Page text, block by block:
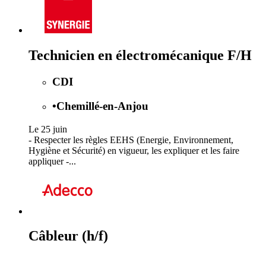
Technicien en électromécanique F/H
CDI
•Chemillé-en-Anjou
Le 25 juin
- Respecter les règles EEHS (Energie, Environnement,
Hygiène et Sécurité) en vigueur, les expliquer et les faire
appliquer -...
Câbleur (h/f)